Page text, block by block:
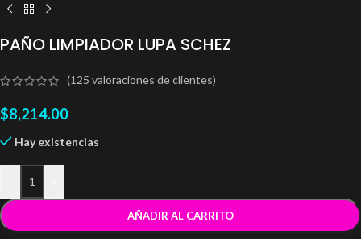
PAÑO LIMPIADOR LUPA SCHEZ
(125 valoraciones de clientes)
$8,214.00
Hay existencias
AÑADIR AL CARRITO